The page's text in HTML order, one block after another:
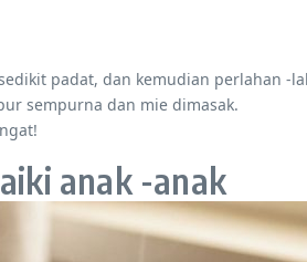
padat, dan kemudian perlahan -
sempurna dan mie dimasak.
anak -anak